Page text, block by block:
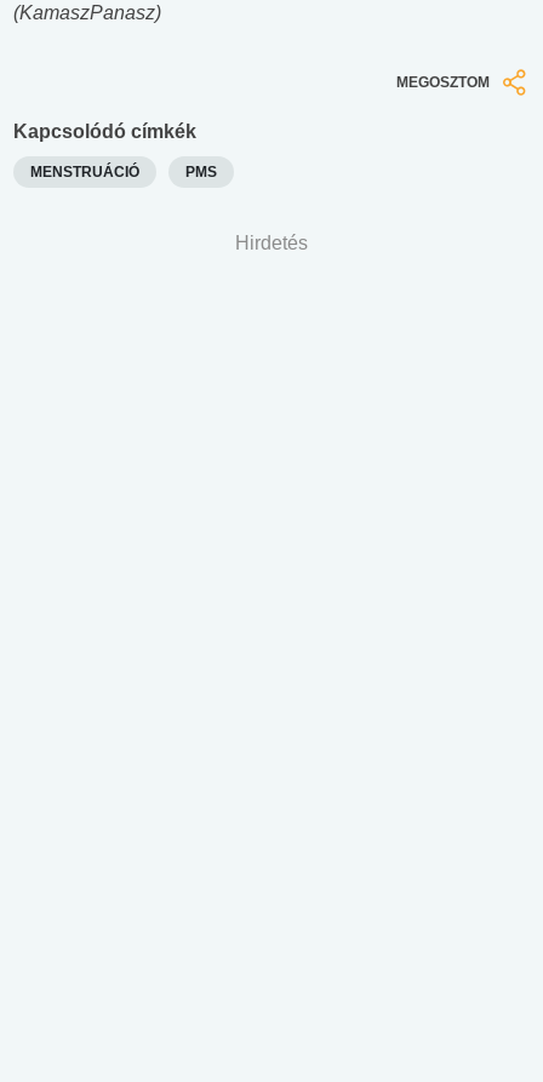
(KamaszPanasz)
MEGOSZTOM
Kapcsolódó címkék
MENSTRUÁCIÓ PMS
Hirdetés